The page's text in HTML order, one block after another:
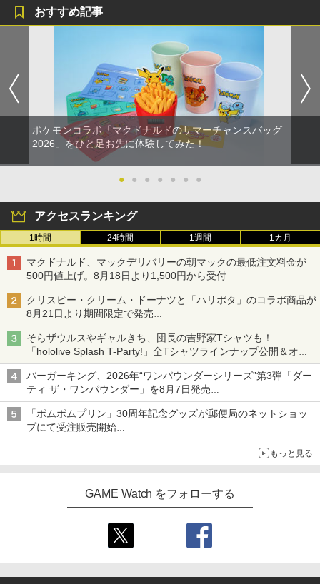
おすすめ記事
ポケモンコラボ「マクドナルドのサマーチャンスバッグ
2026」をひと足お先に体験してみた！
● ● ● ● ● ● ●
アクセスランキング
1時間 24時間 1週間 1カ月
マクドナルド、マックデリバリーの朝マックの最低注文料金が
500円値上げ。8月18日より1,500円から受付
クリスピー・クリーム・ドーナツと「ハリポタ」のコラボ商品が
8月21日より期間限定で発売
組分け帽子ドーナツなど見た目も楽しい商品が登場
そらザウルスやギャルきち、団長の吉野家Tシャツも！
「hololive Splash T-Party!」全Tシャツラインナップ公開＆オン
ライン販売開始
バーガーキング、2026年“ワンパウンダーシリーズ”第3弾「ダー
ティ ザ・ワンパウンダー」を8月7日発売
「特製ガーリックマヨソース」を使用した超大型チーズバーガー
「ポムポムプリン」30周年記念グッズが郵便局のネットショッ
プにて受注販売開始
もっと見る
GAME Watch をフォローする